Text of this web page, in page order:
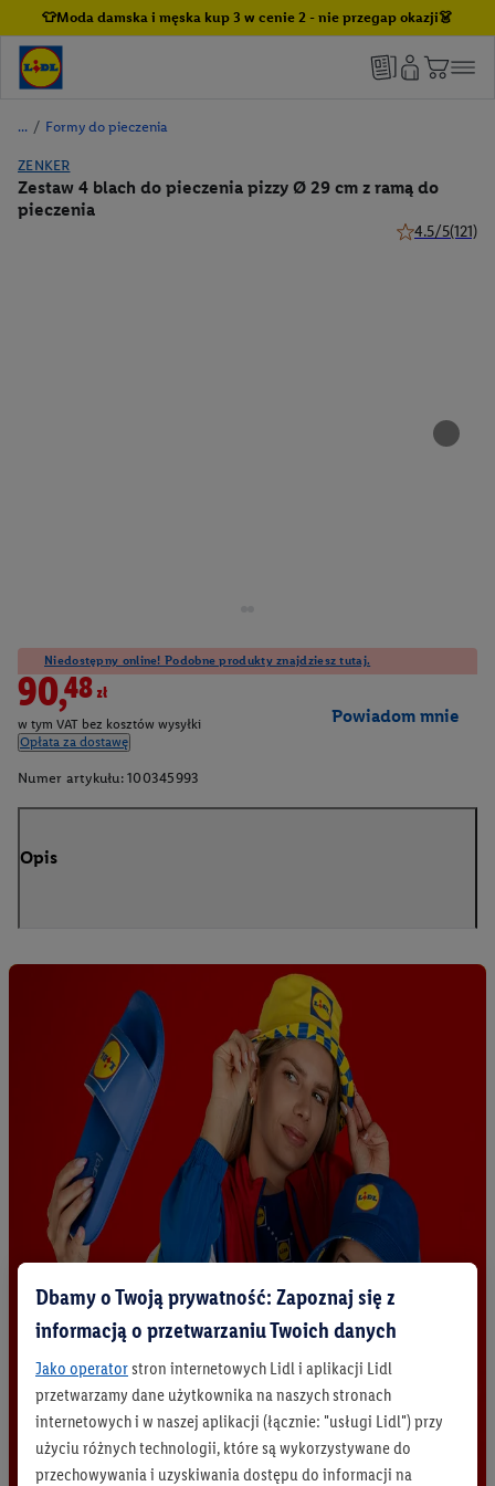
👕Moda damska i męska kup 3 w cenie 2 - nie przegap okazji👗
/ Formy do pieczenia
ZENKER
Zestaw 4 blach do pieczenia pizzy Ø 29 cm z ramą do
pieczenia
4.5/5(121)
Niedostępny online! Podobne produkty znajdziesz tutaj.
90,48zł
w tym VAT bez kosztów wysyłki
Opłata za dostawę
Powiadom mnie
Numer artykułu: 100345993
Opis
Dbamy o Twoją prywatność: Zapoznaj się z
informacją o przetwarzaniu Twoich danych
Jako operatorstron internetowych Lidl i aplikacji Lidl
przetwarzamy dane użytkownika na naszych stronach
internetowych i w naszej aplikacji (łącznie: "usługi Lidl") przy
użyciu różnych technologii, które są wykorzystywane do
przechowywania i uzyskiwania dostępu do informacji na